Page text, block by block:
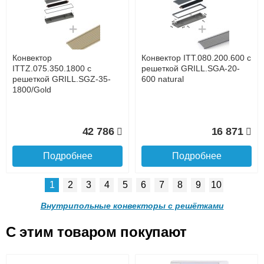
до подъезда
услуга платная
с решеткой GRILL.LGA-20-
1400 natural
28 842
Подробнее
с решеткой GRILL.LGA-20-
1300 natural
27 253
Конвектор ITT.090.200.1200
с решеткой GRILL.LGA-20-
1200 natural
Конвектор ITT.090.200.1100
с решеткой GRILL.LGA-20-
1100 natural
Конвектор
ITTZ.075.350.1800 с
решеткой GRILL.SGZ-35-
1800/Gold
42 786
Подробнее
Конвектор ITT.080.200.600 с
решеткой GRILL.SGA-20-
600 natural
16 871
Подробнее
1 2 3 4 5 6 7 8 9 10
Внутрипольные конвекторы с решётками
C этим товаром покупают